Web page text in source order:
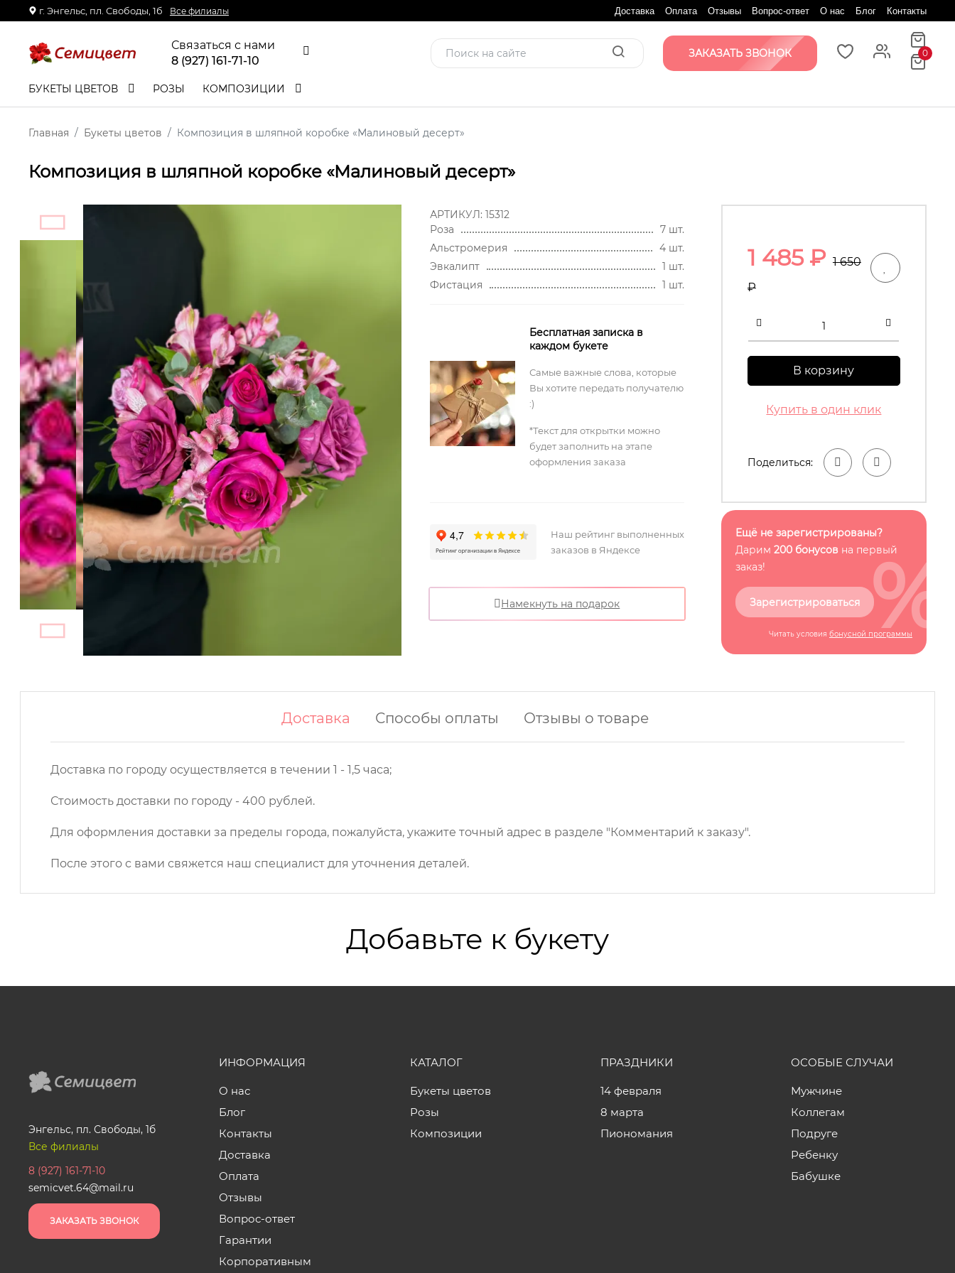
г. Энгельс, пл. Свободы, 1б Все филиалы Доставка Оплата Отзывы Вопрос-ответ О нас Блог Контакты
Связаться с нами
8 (927) 161-71-10
ЗАКАЗАТЬ ЗВОНОК 0
БУКЕТЫ ЦВЕТОВ РОЗЫ КОМПОЗИЦИИ
Главная Букеты цветов Композиция в шляпной коробке «Малиновый десерт»
Композиция в шляпной коробке «Малиновый десерт»
АРТИКУЛ: 15312
Роза
7 шт.
Альстромерия
4 шт.
Эвкалипт
1 шт.
Фистация
1 шт.
Бесплатная записка в
каждом букете
Самые важные слова, которые
Вы хотите передать получателю
:)
*Текст для открытки можно
будет заполнить на этапе
оформления заказа
Наш рейтинг выполненных
заказов в Яндексе
Намекнуть на подарок
1 485₽ 1 650
₽
В корзину
Купить в один клик
Поделиться:
Ещё не зарегистрированы?
Дарим 200 бонусов на первый
заказ!
Зарегистрироваться
Читать условия бонусной программы
%
Доставка Способы оплаты Отзывы о товаре
Доставка по городу осуществляется в течении 1 - 1,5 часа;
Стоимость доставки по городу - 400 рублей.
Для оформления доставки за пределы города, пожалуйста, укажите точный адрес в разделе "Комментарий к заказу".
После этого с вами свяжется наш специалист для уточнения деталей.
Добавьте к букету
Энгельс, пл. Свободы, 1б
Все филиалы
8 (927) 161-71-10
semicvet.64@mail.ru
ЗАКАЗАТЬ ЗВОНОК
ИНФОРМАЦИЯ
О нас
Блог
Контакты
Доставка
Оплата
Отзывы
Вопрос-ответ
Гарантии
Корпоративным
КАТАЛОГ
Букеты цветов
Розы
Композиции
ПРАЗДНИКИ
14 февраля
8 марта
Пиономания
ОСОБЫЕ СЛУЧАИ
Мужчине
Коллегам
Подруге
Ребенку
Бабушке